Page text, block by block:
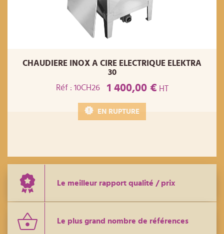
CHAUDIERE INOX A CIRE ELECTRIQUE ELEKTRA
30
Réf : 10CH26
1 400,00 € HT
EN RUPTURE
Le meilleur rapport qualité / prix
Le plus grand nombre de références